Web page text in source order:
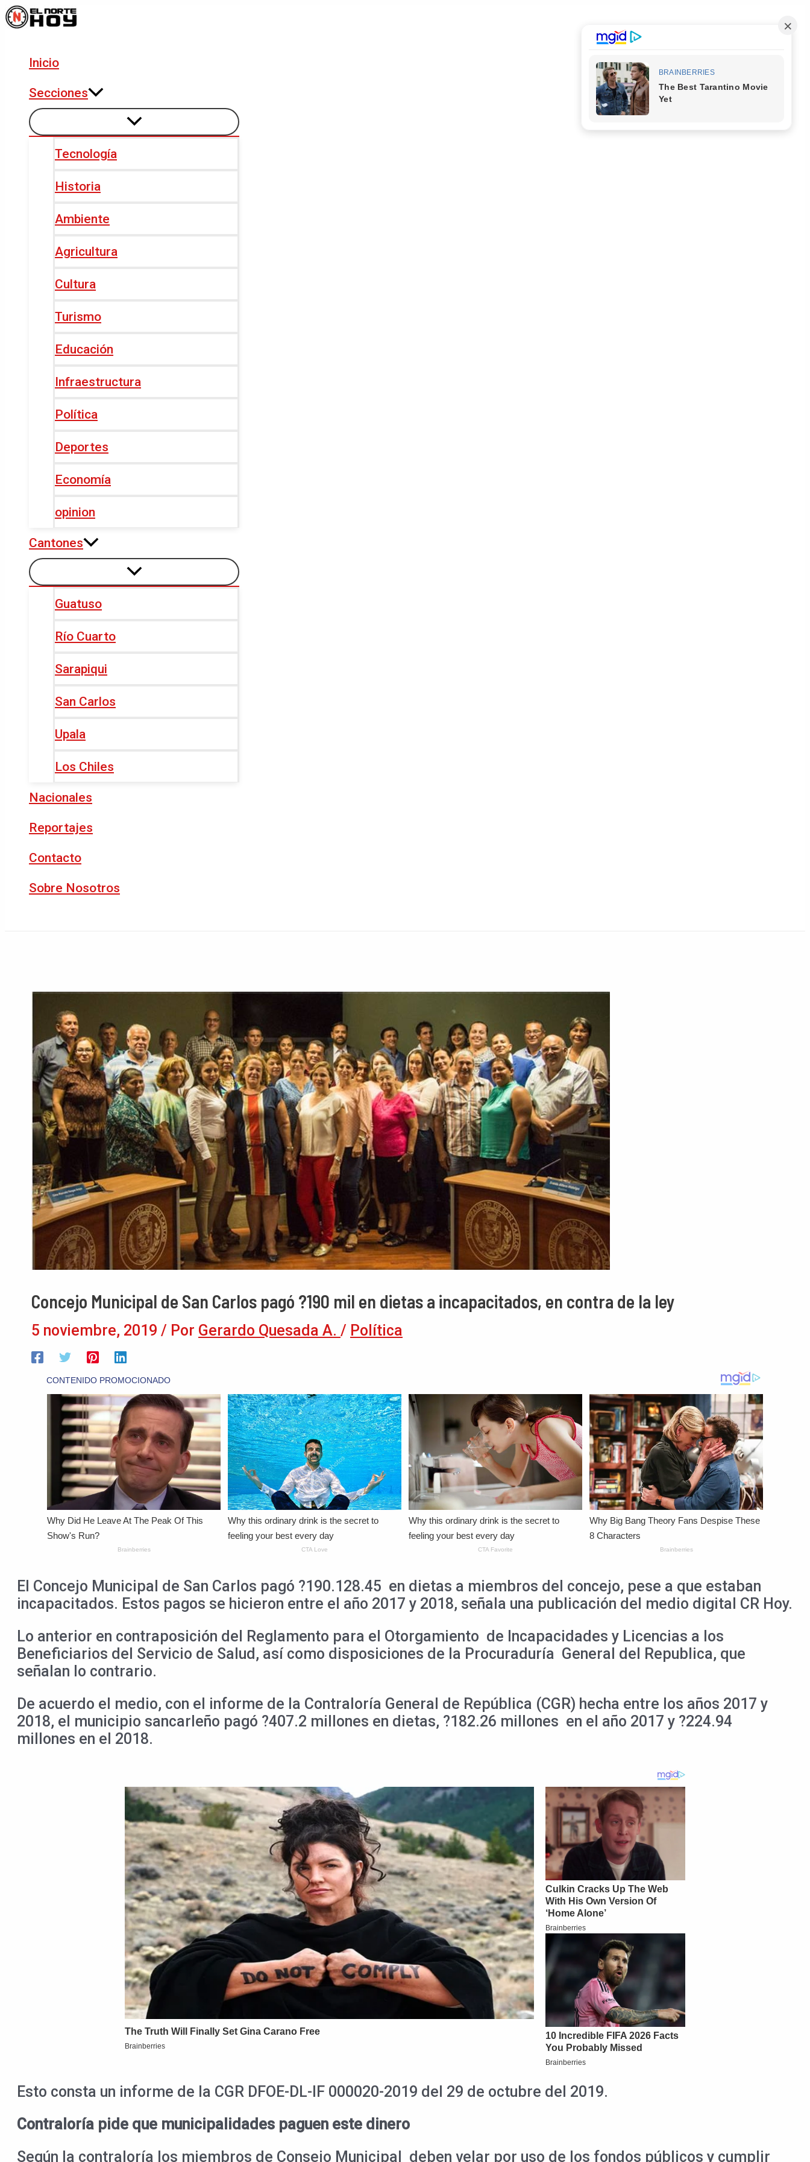
Ir
al
Inicio
Secciones
Tecnología
Historia
Ambiente
Agricultura
Cultura
Turismo
Educación
Infraestructura
Política
Deportes
Economía
opinion
Cantones
Guatuso
Río Cuarto
Sarapiqui
San Carlos
Upala
Los Chiles
Nacionales
Reportajes
Contacto
Sobre Nosotros
Concejo Municipal de San Carlos pagó ?190 mil en dietas a incapacitados, en contra de la ley
5 noviembre, 2019 / Por Gerardo Quesada A. / Política
El Concejo Municipal de San Carlos pagó ?190.128.45 en dietas a miembros del concejo, pese a que estaban
incapacitados. Estos pagos se hicieron entre el año 2017 y 2018, señala una publicación del medio digital CR Hoy.
Lo anterior en contraposición del Reglamento para el Otorgamiento de Incapacidades y Licencias a los
Beneficiarios del Servicio de Salud, así como disposiciones de la Procuraduría General del Republica, que
señalan lo contrario.
De acuerdo el medio, con el informe de la Contraloría General de República (CGR) hecha entre los años 2017 y
2018, el municipio sancarleño pagó ?407.2 millones en dietas, ?182.26 millones en el año 2017 y ?224.94
millones en el 2018.
Esto consta un informe de la CGR DFOE-DL-IF 000020-2019 del 29 de octubre del 2019.
Contraloría pide que municipalidades paguen este dinero
Según la contraloría los miembros de Consejo Municipal deben velar por uso de los fondos públicos y cumplir
Navegación
de